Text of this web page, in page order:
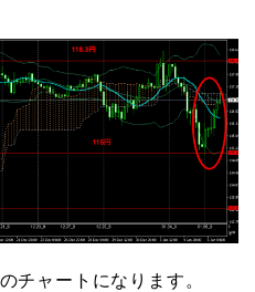
チャートになります。